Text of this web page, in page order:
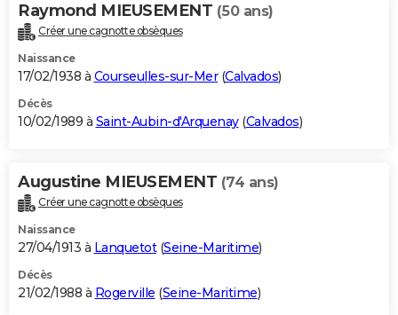
Raymond MIEUSEMENT (50 ans)
Créer une cagnotte obsèques
Naissance
17/02/1938 à Courseulles-sur-Mer(Calvados)
Décès
10/02/1989 à Saint-Aubin-d'Arquenay(Calvados)
Augustine MIEUSEMENT (74 ans)
Créer une cagnotte obsèques
Naissance
27/04/1913 à Lanquetot(Seine-Maritime)
Décès
21/02/1988 à Rogerville (Seine-Maritime)